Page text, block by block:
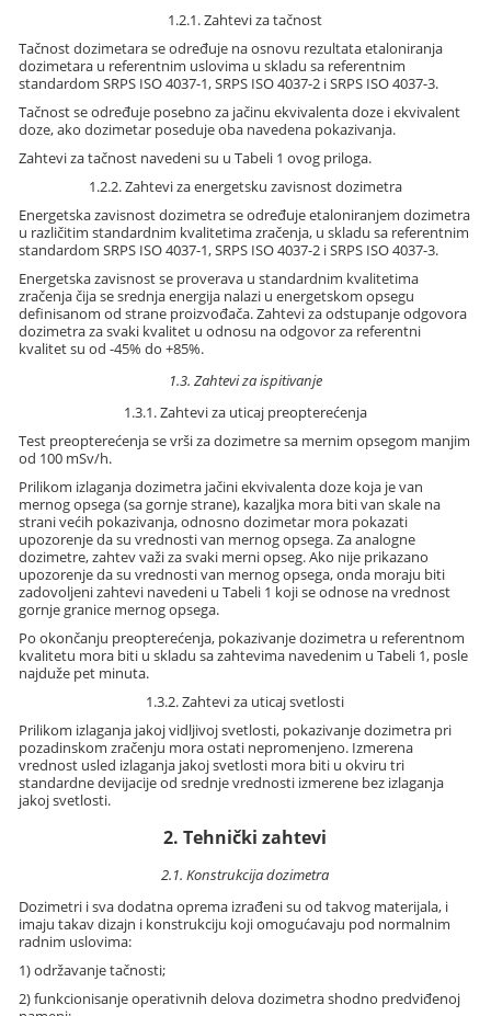
1.2.1. Zahtevi za tačnost
Tačnost dozimetara se određuje na osnovu rezultata etaloniranja
dozimetara u referentnim uslovima u skladu sa referentnim
standardom SRPS ISO 4037-1, SRPS ISO 4037-2 i SRPS ISO 4037-3.
Tačnost se određuje posebno za jačinu ekvivalenta doze i ekvivalent
doze, ako dozimetar poseduje oba navedena pokazivanja.
Zahtevi za tačnost navedeni su u Tabeli 1 ovog priloga.
1.2.2. Zahtevi za energetsku zavisnost dozimetra
Energetska zavisnost dozimetra se određuje etaloniranjem dozimetra
u različitim standardnim kvalitetima zračenja, u skladu sa referentnim
standardom SRPS ISO 4037-1, SRPS ISO 4037-2 i SRPS ISO 4037-3.
Energetska zavisnost se proverava u standardnim kvalitetima
zračenja čija se srednja energija nalazi u energetskom opsegu
definisanom od strane proizvođača. Zahtevi za odstupanje odgovora
dozimetra za svaki kvalitet u odnosu na odgovor za referentni
kvalitet su od -45% do +85%.
1.3. Zahtevi za ispitivanje
1.3.1. Zahtevi za uticaj preopterećenja
Test preopterećenja se vrši za dozimetre sa mernim opsegom manjim
od 100 mSv/h.
Prilikom izlaganja dozimetra jačini ekvivalenta doze koja je van
mernog opsega (sa gornje strane), kazaljka mora biti van skale na
strani većih pokazivanja, odnosno dozimetar mora pokazati
upozorenje da su vrednosti van mernog opsega. Za analogne
dozimetre, zahtev važi za svaki merni opseg. Ako nije prikazano
upozorenje da su vrednosti van mernog opsega, onda moraju biti
zadovoljeni zahtevi navedeni u Tabeli 1 koji se odnose na vrednost
gornje granice mernog opsega.
Po okončanju preopterećenja, pokazivanje dozimetra u referentnom
kvalitetu mora biti u skladu sa zahtevima navedenim u Tabeli 1, posle
najduže pet minuta.
1.3.2. Zahtevi za uticaj svetlosti
Prilikom izlaganja jakoj vidljivoj svetlosti, pokazivanje dozimetra pri
pozadinskom zračenju mora ostati nepromenjeno. Izmerena
vrednost usled izlaganja jakoj svetlosti mora biti u okviru tri
standardne devijacije od srednje vrednosti izmerene bez izlaganja
jakoj svetlosti.
2. Tehnički zahtevi
2.1. Konstrukcija dozimetra
Dozimetri i sva dodatna oprema izrađeni su od takvog materijala, i
imaju takav dizajn i konstrukciju koji omogućavaju pod normalnim
radnim uslovima:
1) održavanje tačnosti;
2) funkcionisanje operativnih delova dozimetra shodno predviđenoj